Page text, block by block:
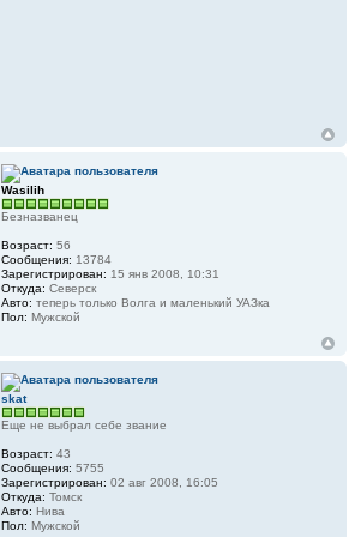
Wasilih
Безназванец
Возраст: 56
Сообщения: 13784
Зарегистрирован: 15 янв 2008, 10:31
Откуда: Северск
Авто: теперь только Волга и маленький УАЗка
Пол: Мужской
skat
Еще не выбрал себе звание
Возраст: 43
Сообщения: 5755
Зарегистрирован: 02 авг 2008, 16:05
Откуда: Томск
Авто: Нива
Пол: Мужской